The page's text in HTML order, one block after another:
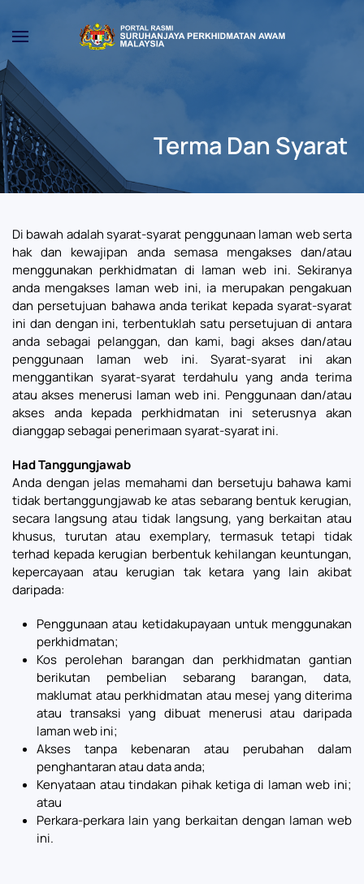
Skip to main content
Terma Dan Syarat
Di bawah adalah syarat-syarat penggunaan laman web serta
hak dan kewajipan anda semasa mengakses dan/atau
menggunakan perkhidmatan di laman web ini. Sekiranya
anda mengakses laman web ini, ia merupakan pengakuan
dan persetujuan bahawa anda terikat kepada syarat-syarat
ini dan dengan ini, terbentuklah satu persetujuan di antara
anda sebagai pelanggan, dan kami, bagi akses dan/atau
penggunaan laman web ini. Syarat-syarat ini akan
menggantikan syarat-syarat terdahulu yang anda terima
atau akses menerusi laman web ini. Penggunaan dan/atau
akses anda kepada perkhidmatan ini seterusnya akan
dianggap sebagai penerimaan syarat-syarat ini.
Had Tanggungjawab
Anda dengan jelas memahami dan bersetuju bahawa kami
tidak bertanggungjawab ke atas sebarang bentuk kerugian,
secara langsung atau tidak langsung, yang berkaitan atau
khusus, turutan atau exemplary, termasuk tetapi tidak
terhad kepada kerugian berbentuk kehilangan keuntungan,
kepercayaan atau kerugian tak ketara yang lain akibat
daripada:
Penggunaan atau ketidakupayaan untuk menggunakan
perkhidmatan;
Kos perolehan barangan dan perkhidmatan gantian
berikutan pembelian sebarang barangan, data,
maklumat atau perkhidmatan atau mesej yang diterima
atau transaksi yang dibuat menerusi atau daripada
laman web ini;
Akses tanpa kebenaran atau perubahan dalam
penghantaran atau data anda;
Kenyataan atau tindakan pihak ketiga di laman web ini;
atau
Perkara-perkara lain yang berkaitan dengan laman web
ini.